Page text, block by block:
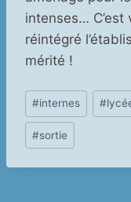
intenses… C’est
réintégré
mérité !
Étiquettes
de
la
#internes #
#sortie